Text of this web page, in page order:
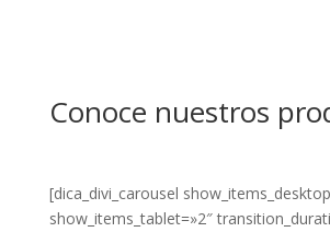
Conoce nuestros
[dica_divi_carousel
show_items_tablet=»2″